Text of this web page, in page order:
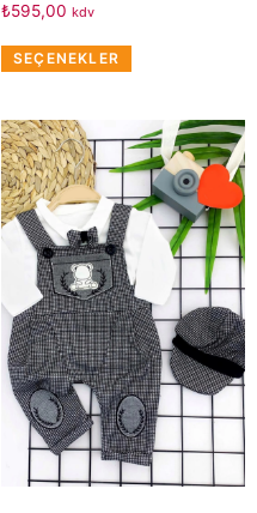
₺595,00 kdv
SEÇENEKLER